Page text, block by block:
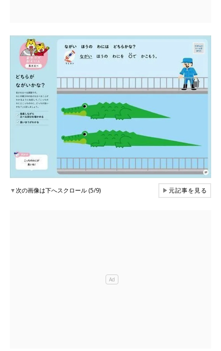
▼次の画像は下へスクロール (5/9) ▶元記事を見る